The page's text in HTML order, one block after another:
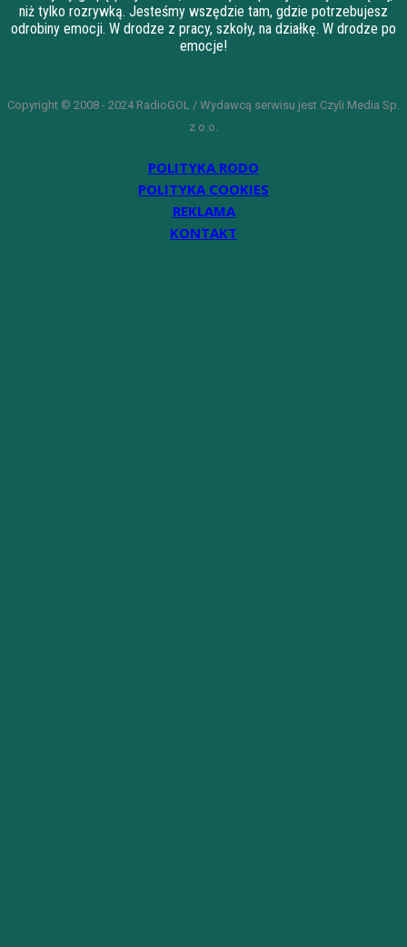
niż tylko rozrywką. Jesteśmy wszędzie tam, gdzie potrzebujesz
odrobiny emocji. W drodze z pracy, szkoły, na działkę. W drodze po
emocje!
Copyright © 2008 - 2024 RadioGOL / Wydawcą serwisu jest Czyli Media Sp.
z o.o.
POLITYKA RODO
POLITYKA COOKIES
REKLAMA
KONTAKT